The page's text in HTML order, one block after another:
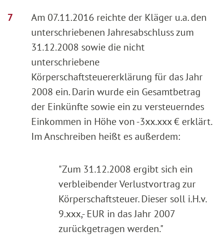
Am 07.11.2016 reichte der Kläger u.a. den
unterschriebenen Jahresabschluss zum
31.12.2008 sowie die nicht
unterschriebene
Körperschaftsteuererklärung für das Jahr
2008 ein. Darin wurde ein Gesamtbetrag
der Einkünfte sowie ein zu versteuerndes
Einkommen in Höhe von -3xx.xxx € erklärt.
Im Anschreiben heißt es außerdem:
"Zum 31.12.2008 ergibt sich ein
verbleibender Verlustvortrag zur
Körperschaftsteuer. Dieser soll i.H.v.
9.xxx,- EUR in das Jahr 2007
zurückgetragen werden."